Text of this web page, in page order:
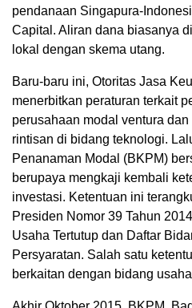
pendanaan Singapura-
Capital. Aliran dana biasanya
lokal dengan skema utang.
Baru-baru ini, Otoritas Jasa
menerbitkan peraturan terkait
perusahaan modal ventura
rintisan di bidang teknologi.
Penanaman Modal (BKPM)
berupaya mengkaji kembali
investasi. Ketentuan ini
Presiden Nomor 39 Tahun
Usaha Tertutup dan Daftar
Persyaratan. Salah satu
berkaitan dengan bidang